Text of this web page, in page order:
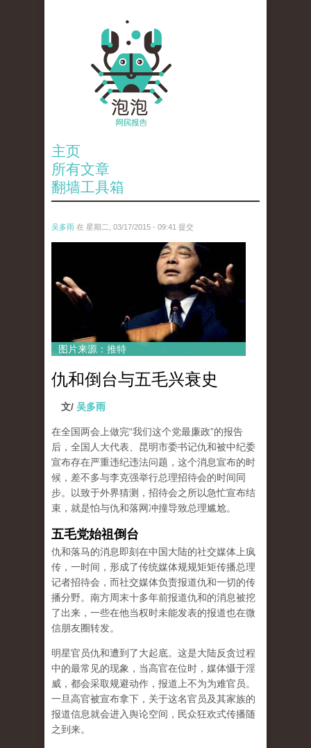
主页
所有文章
翻墙工具箱
吴多雨 在 星期二, 03/17/2015 - 09:41 提交
图片来源：推特
仇和倒台与五毛兴衰史
文/ 吴多雨
在全国两会上做完“我们这个党最廉政”的报告
后，全国人大代表、昆明市委书记仇和被中纪委
宣布存在严重违纪违法问题，这个消息宣布的时
候，差不多与李克强举行总理招待会的时间同
步。以致于外界猜测，招待会之所以急忙宣布结
束，就是怕与仇和落网冲撞导致总理尴尬。
五毛党始祖倒台
仇和落马的消息即刻在中国大陆的社交媒体上疯
传，一时间，形成了传统媒体规规矩矩传播总理
记者招待会，而社交媒体负责报道仇和一切的传
播分野。南方周末十多年前报道仇和的消息被挖
了出来，一些在他当权时未能发表的报道也在微
信朋友圈转发。
明星官员仇和遭到了大起底。这是大陆反贪过程
中的最常见的现象，当高官在位时，媒体慑于淫
威，都会采取规避动作，报道上不为为难官员。
一旦高官被宣布拿下，关于这名官员及其家族的
报道信息就会进入舆论空间，民众狂欢式传播随
之到来。